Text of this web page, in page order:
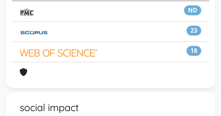
ND
23
18
social impact